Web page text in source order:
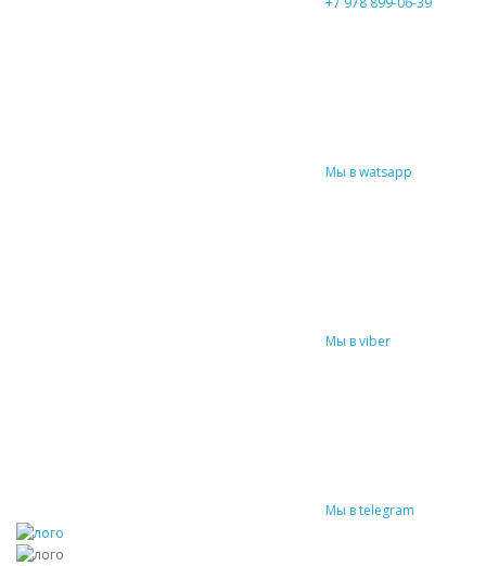
Мы в watsapp
Мы в viber
Мы в telegram